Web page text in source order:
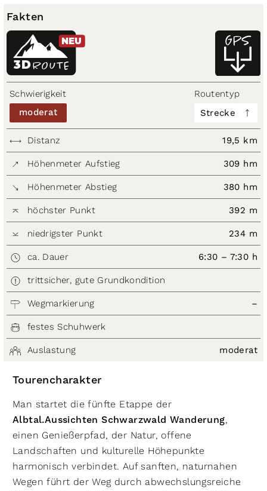
Fakten
ROUTE
3D
NEU
Schwierigkeit
moderat
Routentyp
Strecke
Distanz 19,5 km
Höhenmeter Aufstieg 309 hm
Höhenmeter Abstieg 380 hm
höchster Punkt 392 m
niedrigster Punkt 234 m
ca. Dauer 6:30 – 7:30 h
trittsicher, gute Grundkondition
Wegmarkierung –
festes Schuhwerk
Auslastung moderat
Tourencharakter
Man startet die fünfte Etappe der
Albtal.Aussichten Schwarzwald Wanderung,
einen Genießerpfad, der Natur, offene
Landschaften und kulturelle Höhepunkte
harmonisch verbindet. Auf sanften, naturnahen
Wegen führt der Weg durch abwechslungsreiche